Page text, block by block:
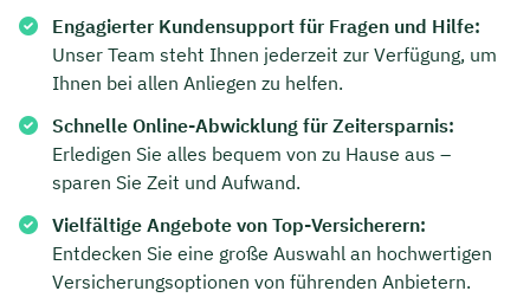
Engagierter Kundensupport für Fragen und Hilfe:
Unser Team steht Ihnen jederzeit zur Verfügung, um
Ihnen bei allen Anliegen zu helfen.
Schnelle Online-Abwicklung für Zeitersparnis:
Erledigen Sie alles bequem von zu Hause aus –
sparen Sie Zeit und Aufwand.
Vielfältige Angebote von Top-Versicherern:
Entdecken Sie eine große Auswahl an hochwertigen
Versicherungsoptionen von führenden Anbietern.